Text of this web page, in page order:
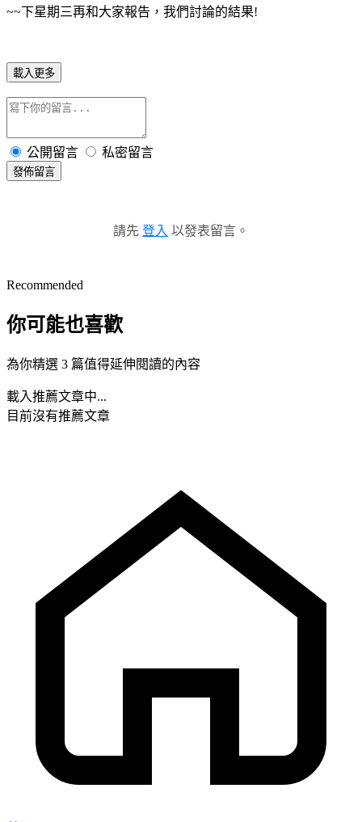
~~下星期三再和大家報告，我們討論的結果!
載入更多
公開留言 私密留言
發佈留言
請先 登入 以發表留言。
Recommended
你可能也喜歡
為你精選 3 篇值得延伸閱讀的內容
載入推薦文章中...
目前沒有推薦文章